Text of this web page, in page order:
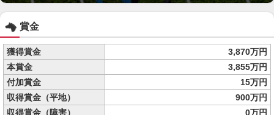
賞金
獲得賞金
3,870万円
本賞金
3,855万円
付加賞金
15万円
収得賞金（平地）
900万円
収得賞金（障害）
0万円